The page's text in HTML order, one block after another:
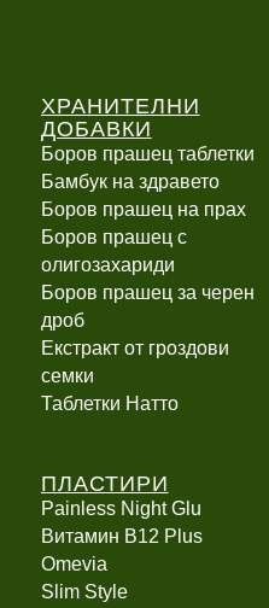
ХРАНИТЕЛНИ
ДОБАВКИ
Боров прашец таблетки
Бамбук на здравето
Боров прашец на прах
Боров прашец с
олигозахариди
Боров прашец за черен
дроб
Екстракт от гроздови
семки
Таблетки Натто
ПЛАСТИРИ
Painless Night Glu
Витамин B12 Plus
Оmevia
Slim Style